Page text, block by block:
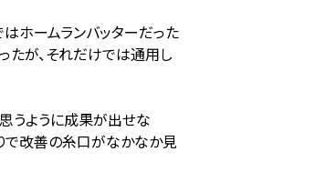
ホームランバッターだった
たが、それだけでは通用し
うように成果が出せな
で改善の糸口がなかなか見